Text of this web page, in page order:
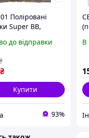
Поліровані
Super BB,
× 60 шт (SQY-
до відправки
₴
Купити
93%
В